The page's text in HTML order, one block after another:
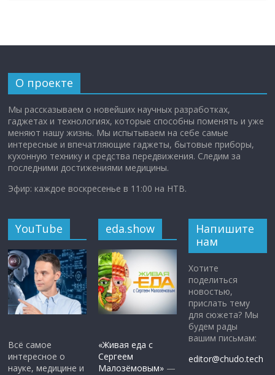
О проекте
Мы рассказываем о новейших научных разработках,
гаджетах и технологиях, которые способны поменять и уже
меняют нашу жизнь. Мы испытываем на себе самые
интересные и впечатляющие гаджеты, бытовые приборы,
кухонную технику и средства передвижения. Следим за
последними достижениями медицины.
Эфир: каждое воскресенье в 11:00 на НТВ.
YouTube
Всё самое
интересное о
науке, медицине и
eda.show
«Живая еда с
Сергеем
Малозёмовым» —
Напишите
нам
Хотите
поделиться
новостью,
прислать тему
для сюжета? Мы
будем рады
вашим письмам:
editor@chudo.tech